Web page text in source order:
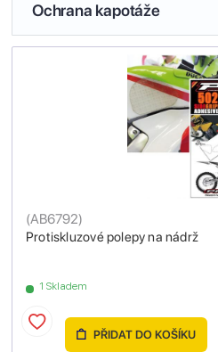
Ochrana kapotáže
Protiskluzové polepy na nádrž
(AB6792)
1 Skladem
PŘIDAT DO KOŠÍKU